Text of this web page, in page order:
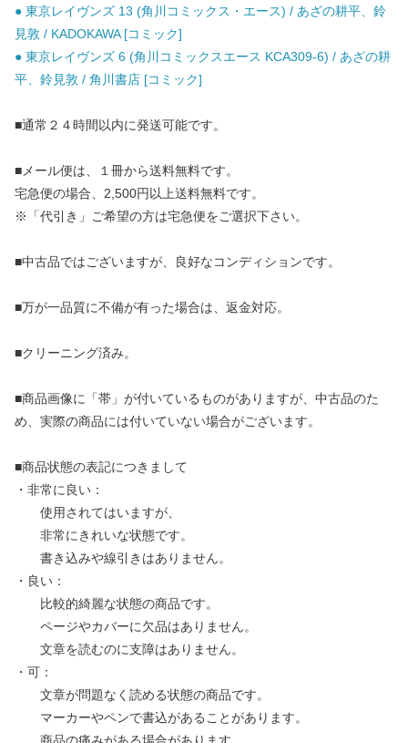
● 東京レイヴンズ 13 (角川コミックス・エース) / あざの耕平、鈴
見敦 / KADOKAWA [コミック]
● 東京レイヴンズ 6 (角川コミックスエース KCA309-6) / あざの耕
平、鈴見敦 / 角川書店 [コミック]
■通常２４時間以内に発送可能です。
■メール便は、１冊から送料無料です。
宅急便の場合、2,500円以上送料無料です。
※「代引き」ご希望の方は宅急便をご選択下さい。
■中古品ではございますが、良好なコンディションです。
■万が一品質に不備が有った場合は、返金対応。
■クリーニング済み。
■商品画像に「帯」が付いているものがありますが、中古品のた
め、実際の商品には付いていない場合がございます。
■商品状態の表記につきまして
・非常に良い：
使用されてはいますが、
非常にきれいな状態です。
書き込みや線引きはありません。
・良い：
比較的綺麗な状態の商品です。
ページやカバーに欠品はありません。
文章を読むのに支障はありません。
・可：
文章が問題なく読める状態の商品です。
マーカーやペンで書込があることがあります。